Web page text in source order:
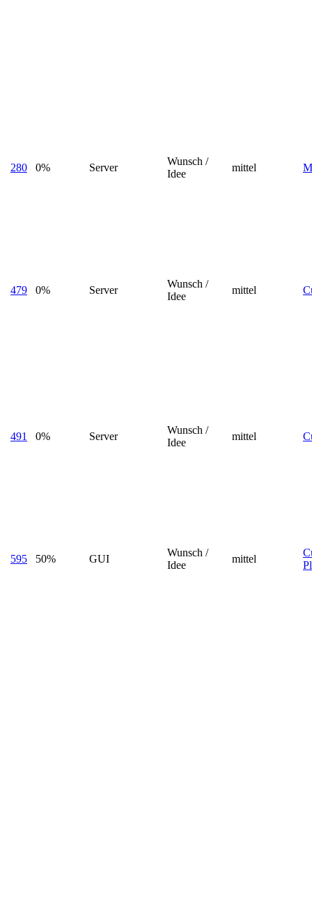
280 0% Server
Wunsch /
Idee
mittel
479 0% Server
Wunsch /
Idee
mittel
491 0% Server
Wunsch /
Idee
mittel
595 50% GUI
Wunsch /
Idee
mittel